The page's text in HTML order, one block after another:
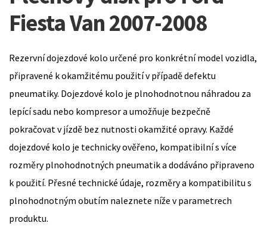
Fiesta Van 2007-2008
Rezervní dojezdové kolo určené pro konkrétní model vozidla,
připravené k okamžitému použití v případě defektu
pneumatiky. Dojezdové kolo je plnohodnotnou náhradou za
lepící sadu nebo kompresor a umožňuje bezpečně
pokračovat v jízdě bez nutnosti okamžité opravy. Každé
dojezdové kolo je technicky ověřeno, kompatibilní s více
rozměry plnohodnotných pneumatik a dodáváno připraveno
k použití. Přesné technické údaje, rozměry a kompatibilitu s
plnohodnotným obutím naleznete níže v parametrech
produktu.